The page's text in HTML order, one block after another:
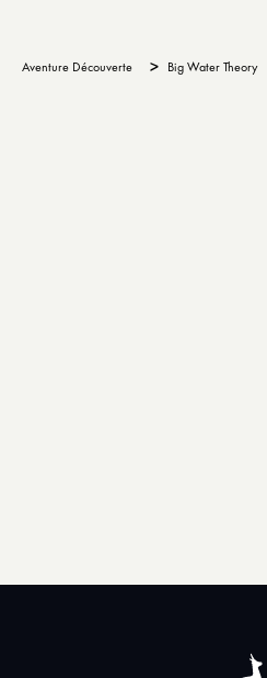
Aventure Découverte > Big Water Theory